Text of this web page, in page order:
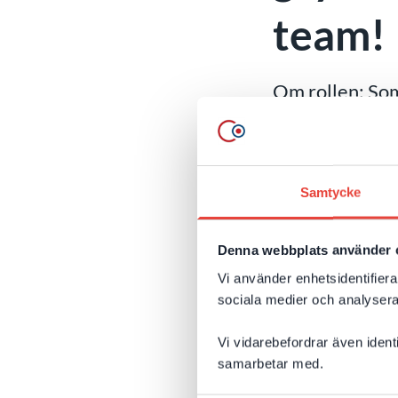
Samtycke
Denna webbplats använder
Vi använder
sociala medier och
Vi vidarebefordrar även
samarbetar med.
team!
Om rollen:
Vi har mycket
mellan i princip
avancerade
Sales Cloud,
Om dig:Gillar du
du arbetat med